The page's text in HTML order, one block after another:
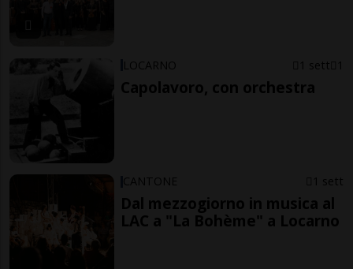
LOCARNO 1 sett 1
Capolavoro, con orchestra
CANTONE 1 sett
Dal mezzogiorno in musica al
LAC a "La Bohème" a Locarno